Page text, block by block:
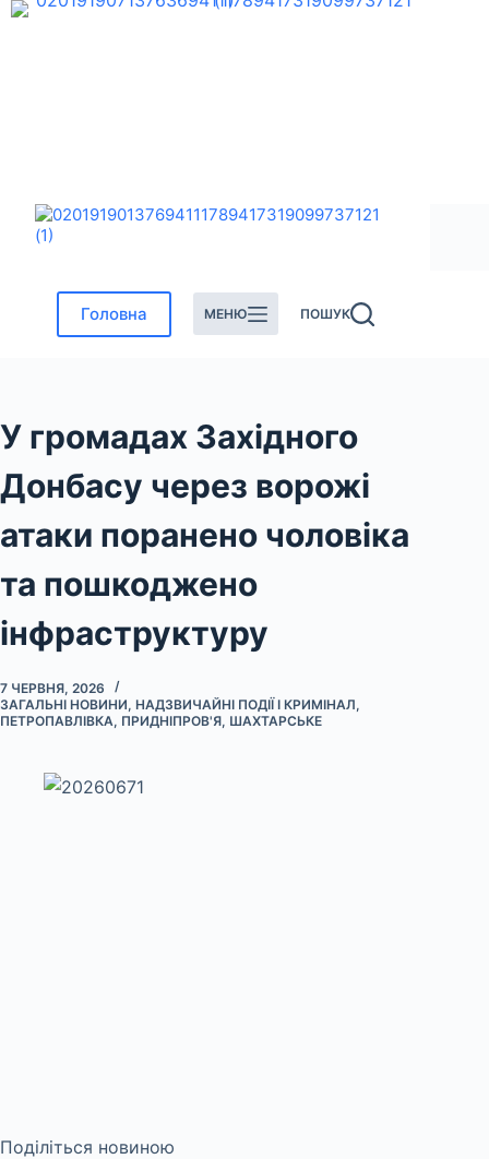
Перейти
Головна МЕНЮ ПОШУК
У громадах Західного
Донбасу через ворожі
атаки поранено чоловіка
та пошкоджено
інфраструктуру
7 ЧЕРВНЯ, 2026
ЗАГАЛЬНІ НОВИНИ, НАДЗВИЧАЙНІ ПОДІЇ І КРИМІНАЛ,
ПЕТРОПАВЛІВКА, ПРИДНІПРОВ'Я, ШАХТАРСЬКЕ
Поділіться новиною